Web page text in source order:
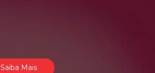
Saiba Mais